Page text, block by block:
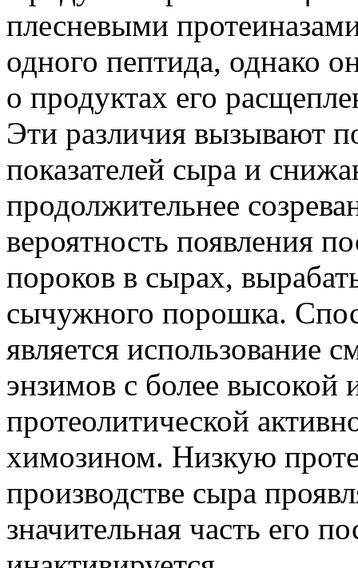
плесневыми
одного пептида, однако
о продуктах его
Эти различия вызывают
показателей сыра и
продолжительнее
вероятность появления
пороков в сырах,
сычужного порошка.
является использование
энзимов с более высокой
протеолитической
химозином. Низкую
производстве сыра
значительная часть его